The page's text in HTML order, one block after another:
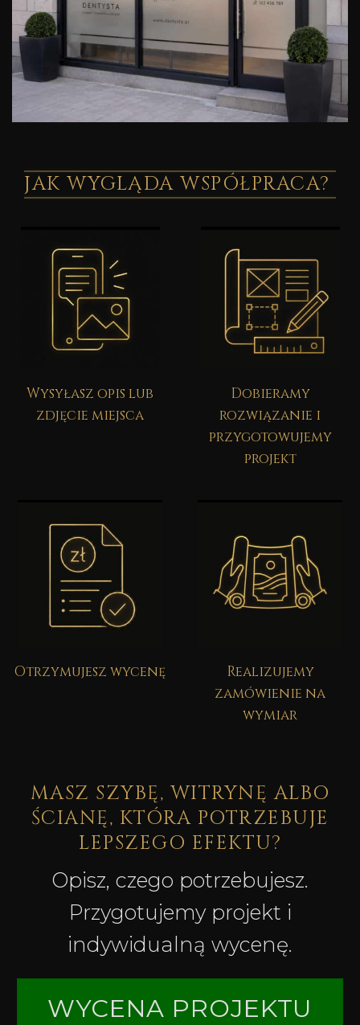
JAK WYGLĄDA WSPÓŁPRACA?
Wysyłasz opis lub
zdjęcie miejsca
Dobieramy
rozwiązanie i
przygotowujemy
projekt
Otrzymujesz wycenę
Realizujemy
zamówienie na
wymiar
MASZ SZYBĘ, WITRYNĘ ALBO
ŚCIANĘ, KTÓRA POTRZEBUJE
LEPSZEGO EFEKTU?
Opisz, czego potrzebujesz.
Przygotujemy projekt i
indywidualną wycenę.
WYCENA PROJEKTU